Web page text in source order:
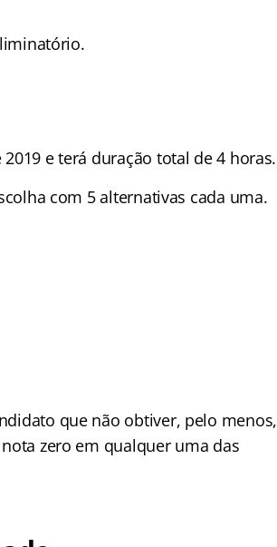
e terá duração total de 4 horas.
com 5 alternativas cada uma.
que não obtiver, pelo menos,
zero em qualquer uma das